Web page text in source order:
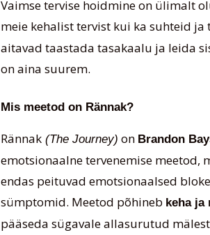
Vaimse tervise hoidmine on ülimalt
meie kehalist tervist kui ka suhteid
aitavad taastada tasakaalu ja leida
on aina suurem.
Mis meetod on Rännak?
Rännak(The Journey) on Brandon
emotsionaalne tervenemise meetod,
endas peituvad emotsionaalsed
sümptomid. Meetod põhineb keha ja
pääseda sügavale allasurutud